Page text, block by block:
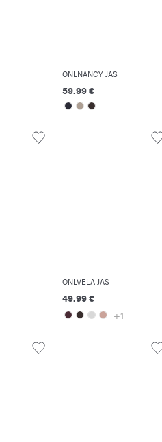
ONLNANCY JAS
59.99 €
ONLVELA JAS
49.99 €
+1